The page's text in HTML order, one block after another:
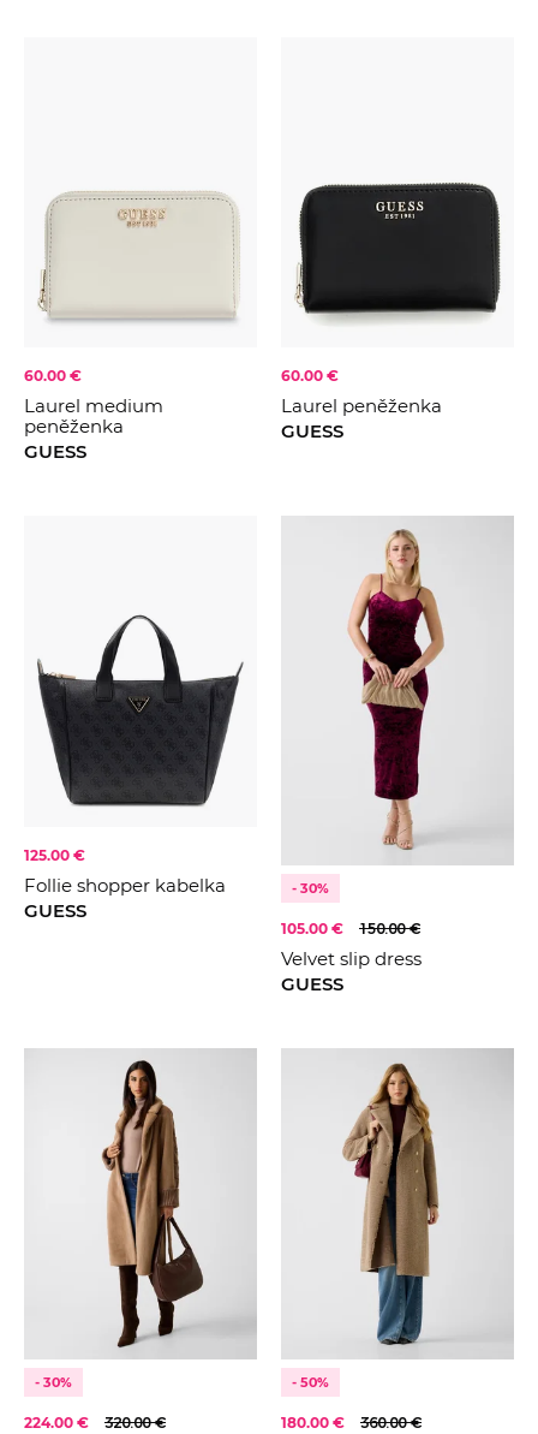
60.00 €
Laurel medium
peněženka
GUESS
60.00 €
Laurel peněženka
GUESS
125.00 €
Follie shopper kabelka
GUESS
- 30%
105.00 € 150.00 €
Velvet slip dress
GUESS
- 30%
224.00 € 320.00 €
- 50%
180.00 € 360.00 €